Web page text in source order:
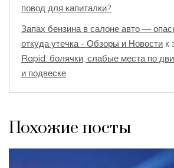
повод для капиталки?
Запах бензина в салоне авто —
откуда утечка - Обзоры и Новости к
Rapid: болячки, слабые места по
и подвеске
Похожие посты